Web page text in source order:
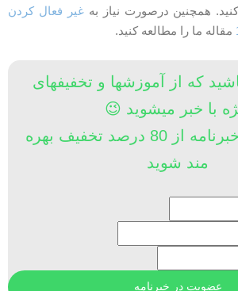
همچنین درصورت نیاز بهغیر فعال کردن
ما را مطالعه کنید.
که از آموزشها و تخفیفهای
با خبر میشوید 😉
با عضویت در خبرنامه از 80 درصد تخفیف بهره
مند شوید